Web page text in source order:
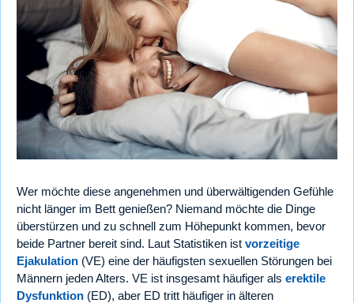
Wer möchte diese angenehmen und überwältigenden Gefühle
nicht länger im Bett genießen? Niemand möchte die Dinge
überstürzen und zu schnell zum Höhepunkt kommen, bevor
beide Partner bereit sind. Laut Statistiken ist vorzeitige
Ejakulation (VE) eine der häufigsten sexuellen Störungen bei
Männern jeden Alters. VE ist insgesamt häufiger als erektile
Dysfunktion (ED), aber ED tritt häufiger in älteren